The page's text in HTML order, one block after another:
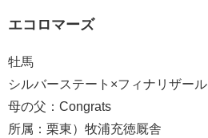
エコロマーズ
牡馬
シルバーステート×フィナリザール
母の父：Congrats
所属：栗東）牧浦充徳厩舎